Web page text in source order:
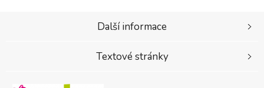
Další informace
Textové stránky